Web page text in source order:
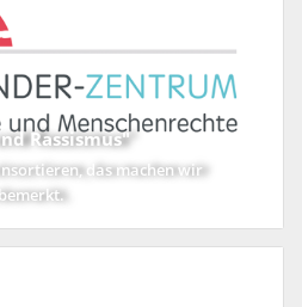
Rassismus"
das machen wir